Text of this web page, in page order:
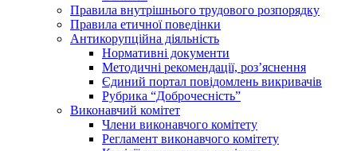
Правила внутрішнього трудового розпорядку
Правила етичної поведінки
Антикорупційна діяльність
Нормативні документи
Методичні рекомендації, роз’яснення
Єдиний портал повідомлень викривачів
Рубрика “Доброчесність”
Виконавчий комітет
Члени виконавчого комітету
Регламент виконавчого комітету